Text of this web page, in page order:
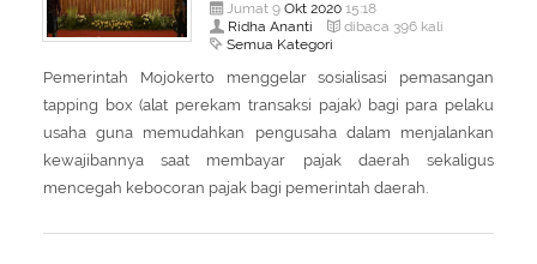
Jumat 9 Okt 202015:18
Ridha Ananti dibaca 396 kali
Semua Kategori
Pemerintah Mojokerto menggelar sosialisasi pemasangan
tapping box (alat perekam transaksi pajak) bagi para pelaku
usaha guna memudahkan pengusaha dalam menjalankan
kewajibannya saat membayar pajak daerah sekaligus
mencegah kebocoran pajak bagi pemerintah daerah.